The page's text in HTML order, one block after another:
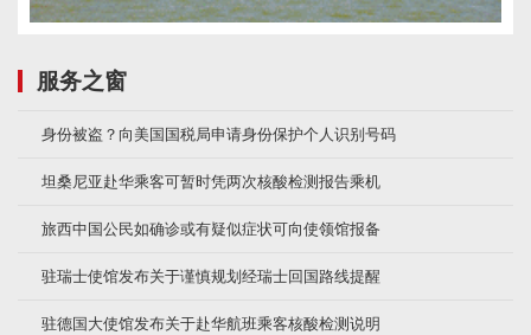
服务之窗
身份被盗？向美国国税局申请身份保护个人识别号码
坦桑尼亚赴华乘客可暂时凭两次核酸检测报告乘机
旅西中国公民如确诊或有疑似症状可向使领馆报备
驻瑞士使馆发布关于谨慎规划经瑞士回国路线提醒
驻德国大使馆发布关于赴华航班乘客核酸检测说明